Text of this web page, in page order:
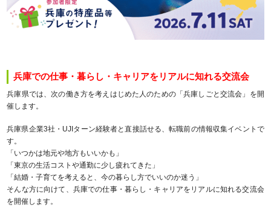
兵庫での仕事・暮らし・キャリアをリアルに知れる交流会
兵庫県では、次の働き方を考えはじめた人のための「兵庫しごと交流会」を開
催します。
兵庫県企業3社・UJIターン経験者と直接話せる、転職前の情報収集イベントで
す。
「いつかは地元や地方もいいかも」
「東京の生活コストや通勤に少し疲れてきた」
「結婚・子育てを考えると、今の暮らし方でいいのか迷う」
そんな方に向けて、兵庫での仕事・暮らし・キャリアをリアルに知れる交流会
を開催します。